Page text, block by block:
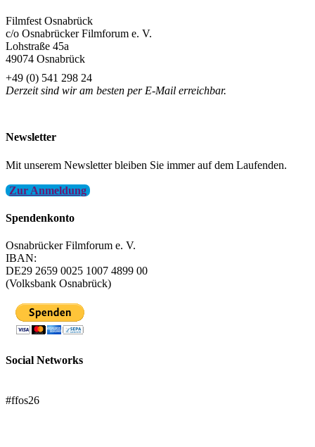
Filmfest Osnabrück
c/o Osnabrücker Filmforum e. V.
Lohstraße 45a
49074 Osnabrück
+49 (0) 541 298 24
Derzeit sind wir am besten per E-Mail erreichbar.
Newsletter
Mit unserem Newsletter bleiben Sie immer auf dem Laufenden.
Zur Anmeldung
Spendenkonto
Osnabrücker Filmforum e. V.
IBAN:
DE29 2659 0025 1007 4899 00
(Volksbank Osnabrück)
Social Networks
#ffos26